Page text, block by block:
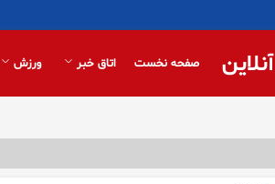
آنلاین صفحه نخست اتاق خبر ورزش